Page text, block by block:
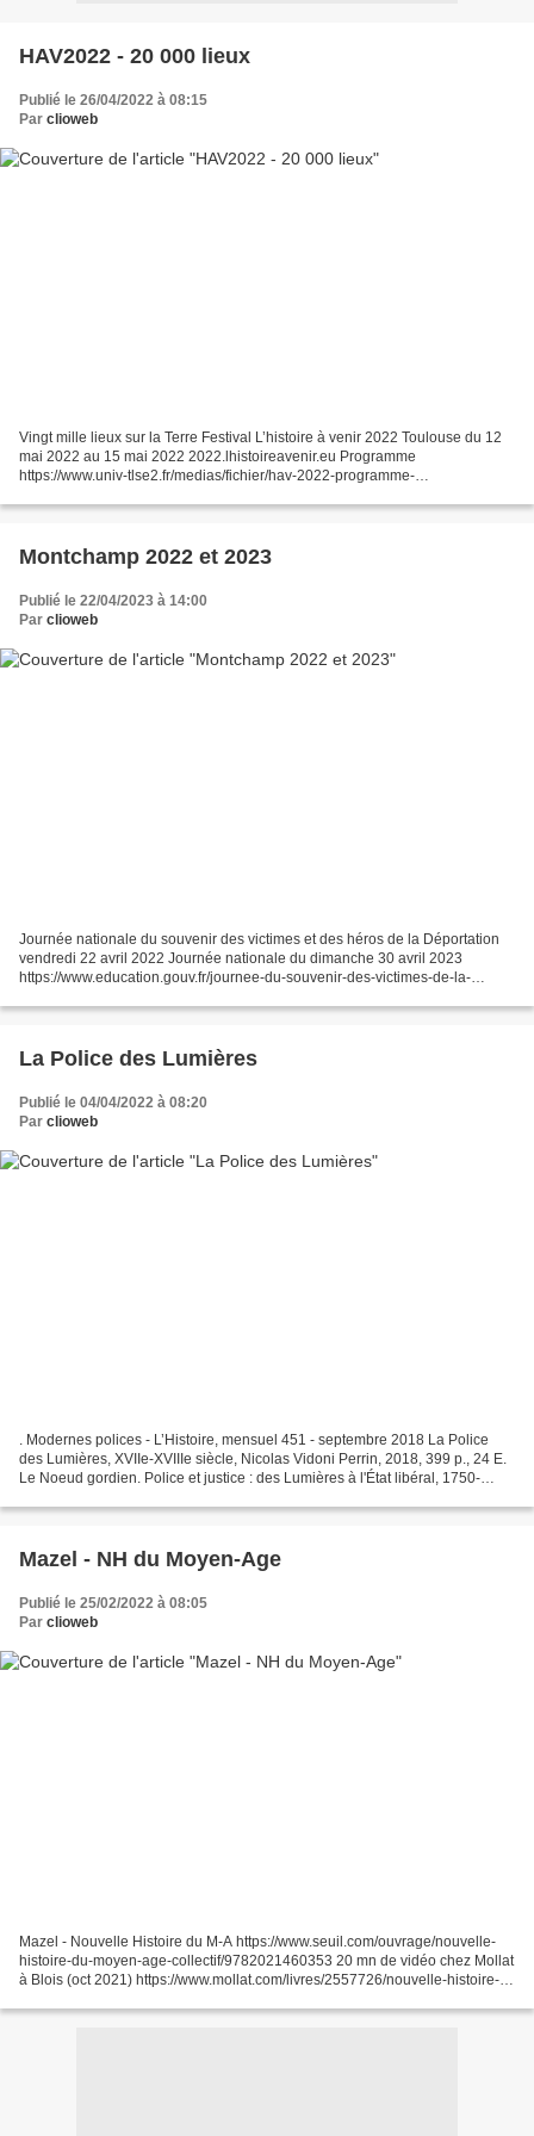
HAV2022 - 20 000 lieux
Publié le 26/04/2022 à 08:15
Par clioweb
Vingt mille lieux sur la Terre Festival L’histoire à venir 2022 Toulouse du 12
mai 2022 au 15 mai 2022 2022.lhistoireavenir.eu Programme
https://www.univ-tlse2.fr/medias/fichier/hav-2022-programme-
https://cfedit.flib.fr/hav/2022/static/img/hav_2022_programme_site.pdf...
Montchamp 2022 et 2023
Publié le 22/04/2023 à 14:00
Par clioweb
Journée nationale du souvenir des victimes et des héros de la Déportation
vendredi 22 avril 2022 Journée nationale du dimanche 30 avril 2023
https://www.education.gouv.fr/journee-du-souvenir-des-victimes-de-la-
La Police des Lumières
Publié le 04/04/2022 à 08:20
Par clioweb
. Modernes polices - L’Histoire, mensuel 451 - septembre 2018 La Police
des Lumières, XVIIe-XVIIIe siècle, Nicolas Vidoni Perrin, 2018, 399 p., 24 E.
Le Noeud gordien. Police et justice : des Lumières à l'État libéral, 1750-
Mazel - NH du Moyen-Age
Publié le 25/02/2022 à 08:05
Par clioweb
Mazel - Nouvelle Histoire du M-A https://www.seuil.com/ouvrage/nouvelle-
histoire-du-moyen-age-collectif/9782021460353 20 mn de vidéo chez Mollat
à Blois (oct 2021) https://www.mollat.com/livres/2557726/nouvelle-histoire-